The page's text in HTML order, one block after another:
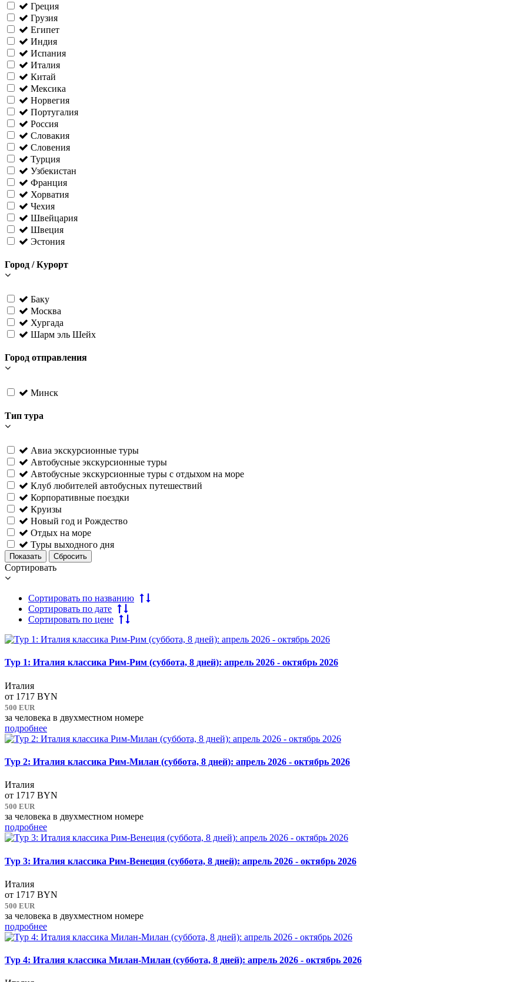
Греция
Грузия
Египет
Индия
Испания
Италия
Китай
Мексика
Норвегия
Португалия
Россия
Словакия
Словения
Турция
Узбекистан
Франция
Хорватия
Чехия
Швейцария
Швеция
Эстония
Город / Курорт
Баку
Москва
Хургада
Шарм эль Шейх
Город отправления
Минск
Тип тура
Авиа экскурсионные туры
Автобусные экскурсионные туры
Автобусные экскурсионные туры c отдыхом на море
Клуб любителей автобусных путешествий
Корпоративные поездки
Круизы
Новый год и Рождество
Отдых на море
Туры выходного дня
Сортировать
Сортировать по названию
Сортировать по дате
Сортировать по цене
Тур 1: Италия классика Рим-Рим (суббота, 8 дней): апрель 2026 - октябрь 2026
Италия
от 1717 BYN
500 EUR
за человека в двухместном номере
подробнее
Тур 2: Италия классика Рим-Милан (суббота, 8 дней): апрель 2026 - октябрь 2026
Италия
от 1717 BYN
500 EUR
за человека в двухместном номере
подробнее
Тур 3: Италия классика Рим-Венеция (суббота, 8 дней): апрель 2026 - октябрь 2026
Италия
от 1717 BYN
500 EUR
за человека в двухместном номере
подробнее
Тур 4: Италия классика Милан-Милан (суббота, 8 дней): апрель 2026 - октябрь 2026